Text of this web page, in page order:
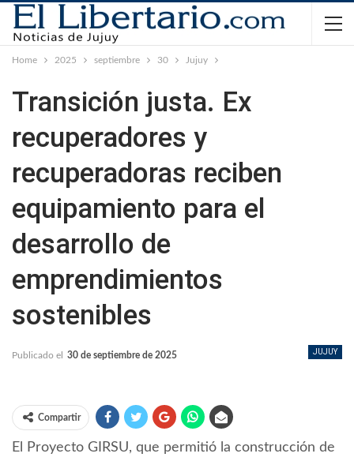
Home 2025 septiembre 30 Jujuy
Transición justa. Ex
recuperadores y
recuperadoras reciben
equipamiento para el
desarrollo de
emprendimientos
sostenibles
JUJUY
Publicado el 30 de septiembre de 2025
Compartir
El Proyecto GIRSU, que permitió la construcción de